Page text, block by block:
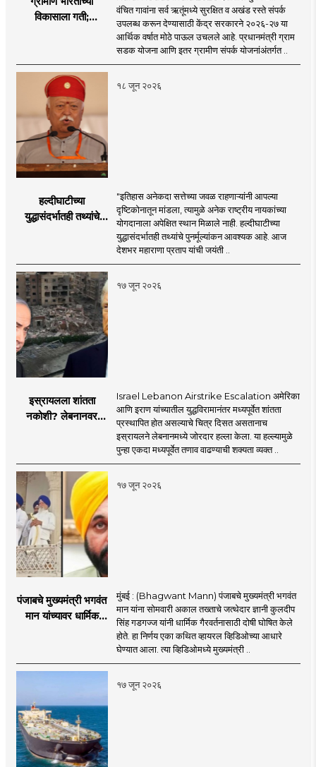
विकासाला गती;
लक्ष्य!
वंचित गावांना सर्व ऋतूंमध्ये सुरक्षित व अखंड रस्ते संपर्क
उपलब्ध करून देण्यासाठी केंद्र सरकारने २०२६-२७ या
आर्थिक वर्षात मोठे पाऊल उचलले आहे. प्रधानमंत्री ग्राम
सडक योजना आणि इतर ग्रामीण संपर्क योजनांअंतर्गत ..
१८ जून २०२६
हल्दीघाटीच्या
युद्धासंदर्भातही तथ्यांचे
मोहनजी भागवत
"इतिहास अनेकदा सत्तेच्या जवळ राहणाऱ्यांनी आपल्या
दृष्टिकोनातून मांडला, त्यामुळे अनेक राष्ट्रीय नायकांच्या
योगदानाला अपेक्षित स्थान मिळाले नाही. हल्दीघाटीच्या
युद्धासंदर्भातही तथ्यांचे पुनर्मूल्यांकन आवश्यक आहे. आज
देशभर महाराणा प्रताप यांची जयंती ..
१७ जून २०२६
इस्रायलला शांतता
नकोशी? लेबनानवर
इराण-अमेरिकेत आरोप-
प्रत्यारोप
Israel Lebanon Airstrike Escalation अमेरिका
आणि इराण यांच्यातील युद्धविरामानंतर मध्यपूर्वेत शांतता
प्रस्थापित होत असल्याचे चित्र दिसत असतानाच
इस्रायलने लेबनानमध्ये जोरदार हल्ला केला. या हल्ल्यामुळे
पुन्हा एकदा मध्यपूर्वेत तणाव वाढण्याची शक्यता व्यक्त ..
१७ जून २०२६
पंजाबचे मुख्यमंत्री भगवंत
मान यांच्यावर धार्मिक
खळबळ
मुंबई : (Bhagwant Mann) पंजाबचे मुख्यमंत्री भगवंत
मान यांना सोमवारी अकाल तख्ताचे जत्थेदार ज्ञानी कुलदीप
सिंह गडगज्ज यांनी धार्मिक गैरवर्तनासाठी दोषी घोषित केले
होते. हा निर्णय एका कथित व्हायरल व्हिडिओच्या आधारे
घेण्यात आला. त्या व्हिडिओमध्ये मुख्यमंत्री ..
१७ जून २०२६